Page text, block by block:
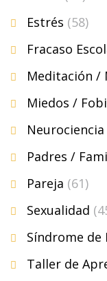
Estrés (58)
Fracaso
Meditación /
Miedos /
Neurociencia
Padres /
Pareja (61)
Sexualidad
Síndrome
Taller de